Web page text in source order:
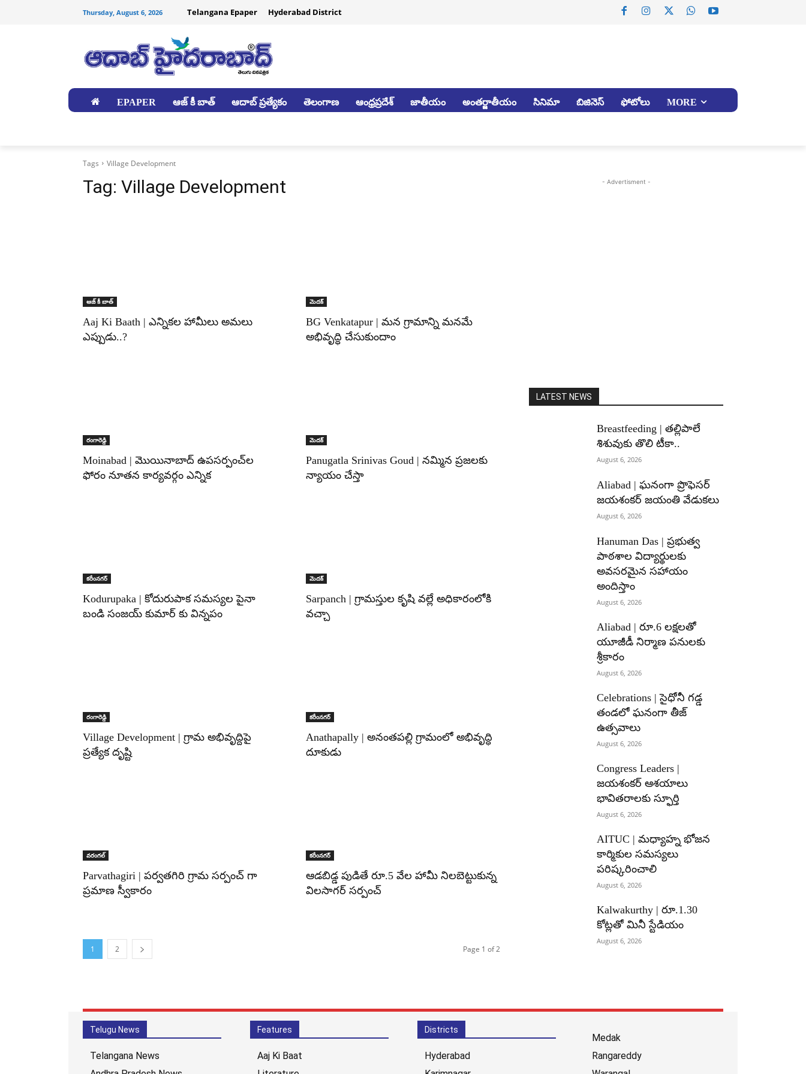
Thursday, August 6, 2026 Telangana Epaper Hyderabad District
EPAPER ఆజ్ కీ బాత్ ఆదాబ్ ప్రత్యేకం తెలంగాణ ఆంధ్రప్రదేశ్ జాతీయం అంతర్జాతీయం సినిమా బిజినెస్ ఫోటోలు MORE
Tags Village Development
Tag: Village Development
ఆజ్ కీ బాత్
Aaj Ki Baath | ఎన్నికల హామీలు అమలు
ఎప్పుడు..?
మెదక్‌
BG Venkatapur | మన గ్రామాన్ని మనమే
అభివృద్ధి చేసుకుందాం
రంగారెడ్డి
Moinabad | మొయినాబాద్ ఉపసర్పంచ్‌ల
ఫోరం నూతన కార్యవర్గం ఎన్నిక
మెదక్‌
Panugatla Srinivas Goud | నమ్మిన ప్రజలకు
న్యాయం చేస్తా
కరీంనగర్
Kodurupaka | కోదురుపాక సమస్యల పైనా
బండి సంజయ్ కుమార్ కు విన్నపం
మెదక్‌
Sarpanch | గ్రామస్తుల కృషి వల్లే అధికారంలోకి
వచ్చా
రంగారెడ్డి
Village Development | గ్రామ అభివృద్దిపై
ప్రత్యేక దృష్టి
కరీంనగర్
Anathapally | అనంతపల్లి గ్రామంలో అభివృద్ధి
దూకుడు
వరంగల్‌
Parvathagiri | పర్వతగిరి గ్రామ సర్పంచ్ గా
ప్రమాణ స్వీకారం
కరీంనగర్
ఆడబిడ్డ పుడితే రూ.5 వేల హామీ నిలబెట్టుకున్న
విలసాగర్ సర్పంచ్
1 2 Page 1 of 2
- Advertisment -
LATEST NEWS
Breastfeeding | తల్లిపాలే
శిశువుకు తొలి టీకా..
August 6, 2026
Aliabad | ఘనంగా ప్రొఫెసర్
జయశంకర్ జయంతి వేడుకలు
August 6, 2026
Hanuman Das | ప్రభుత్వ
పాఠశాల విద్యార్థులకు
అవసరమైన సహాయం
అందిస్తాం
August 6, 2026
Aliabad | రూ.6 లక్షలతో
యూజీడీ నిర్మాణ పనులకు
శ్రీకారం
August 6, 2026
Celebrations | సైధోనీ గడ్డ
తండలో ఘనంగా తీజ్
ఉత్సవాలు
August 6, 2026
Congress Leaders |
జయశంకర్ ఆశయాలు
భావితరాలకు స్ఫూర్తి
August 6, 2026
AITUC | మధ్యాహ్న భోజన
కార్మికుల సమస్యలు
పరిష్కరించాలి
August 6, 2026
Kalwakurthy | రూ.1.30
కోట్లతో మినీ స్టేడియం
August 6, 2026
Telugu News
Telangana News
Features
Aaj Ki Baat
Districts
Hyderabad
Medak
Rangareddy